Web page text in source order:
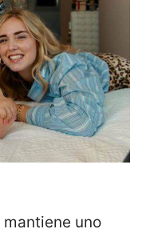
mantiene uno